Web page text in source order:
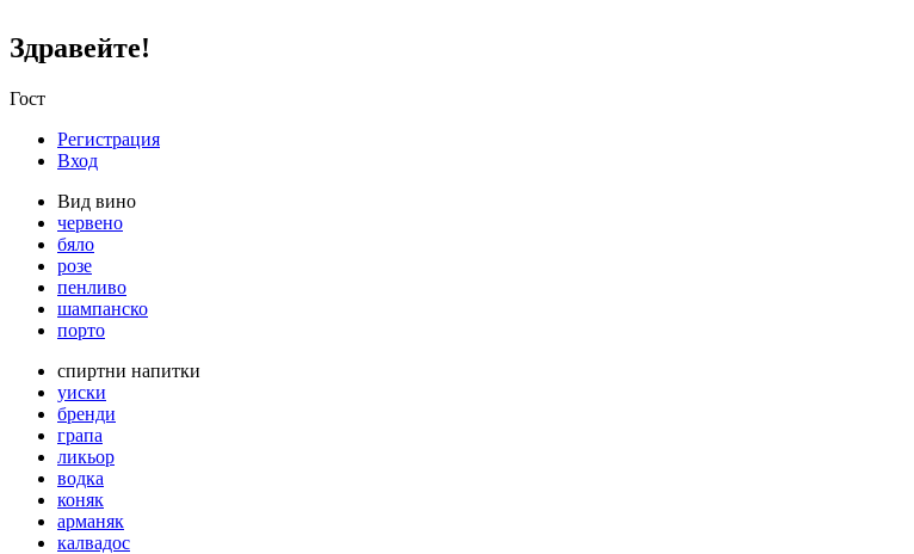
Здравейте!
Гост
Регистрация
Вход
Вид вино
червено
бяло
розе
пенливо
шампанско
порто
спиртни напитки
уиски
бренди
грапа
ликьор
водка
коняк
арманяк
калвадос